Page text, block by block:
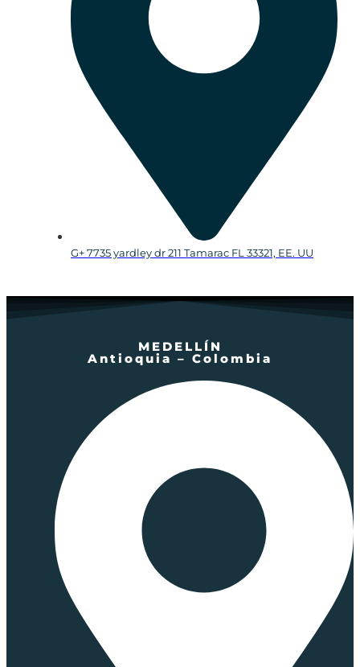
G+ 7735 yardley dr 211 Tamarac FL 33321, EE. UU
MEDELLÍN
Antioquia – Colombia